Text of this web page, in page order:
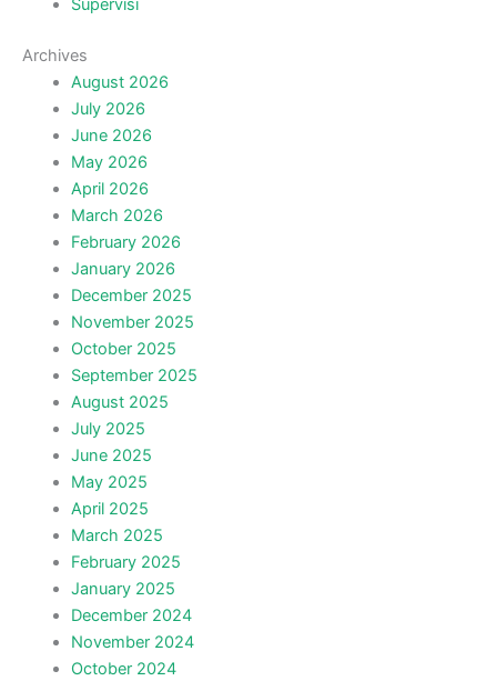
Supervisi
Archives
August 2026
July 2026
June 2026
May 2026
April 2026
March 2026
February 2026
January 2026
December 2025
November 2025
October 2025
September 2025
August 2025
July 2025
June 2025
May 2025
April 2025
March 2025
February 2025
January 2025
December 2024
November 2024
October 2024